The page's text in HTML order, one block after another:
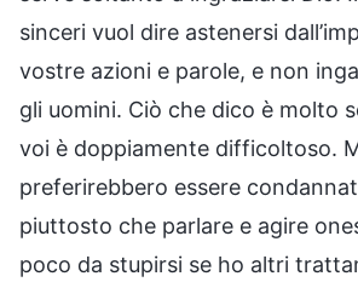
sinceri vuol dire astenersi
vostre azioni e parole, e non
gli uomini. Ciò che dico è molto
voi è doppiamente difficoltoso.
preferirebbero essere
piuttosto che parlare e agire
poco da stupirsi se ho altri